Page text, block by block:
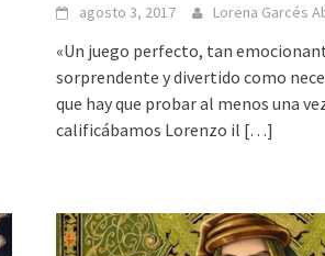
agosto 3, 2017 Lorena Garcés
«Un juego perfecto, tan
sorprendente y divertido como
que hay que probar al menos una
calificábamos Lorenzo il […]